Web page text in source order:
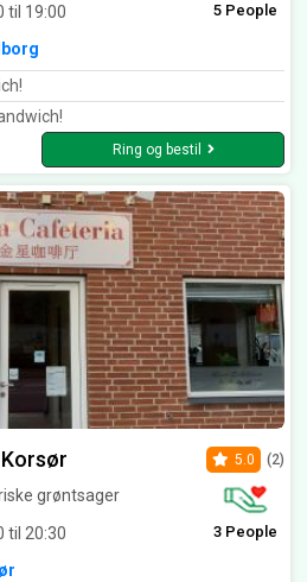
til 19:00 5 People
Ring og bestil
grøntsager
til 20:30
5.0 (2)
3 People